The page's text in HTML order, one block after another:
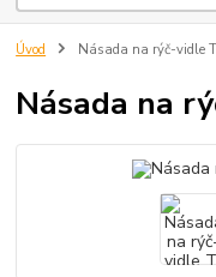
Úvod Násada na rýč-vidle
Násada na